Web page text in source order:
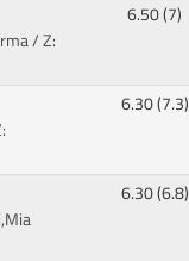
/ Z:
6.50 (7)
6.30 (7.3)
6.30 (6.8)